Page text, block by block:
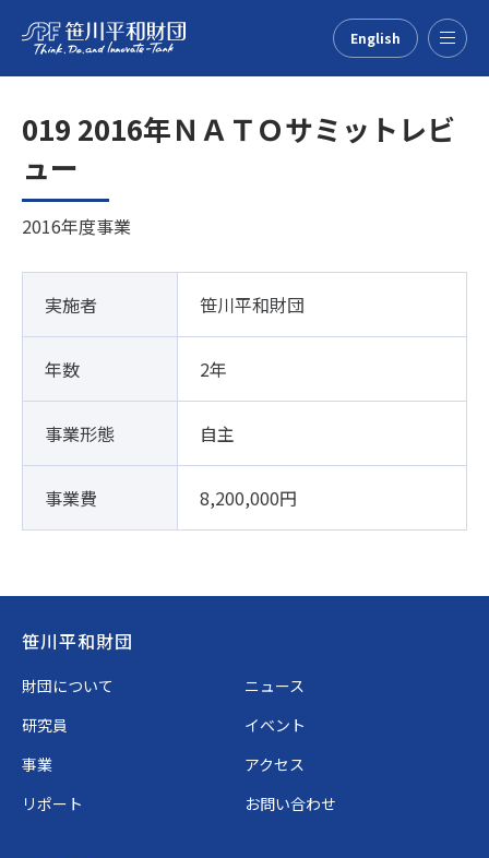
English
019 2016年ＮＡＴＯサミットレビ
ュー
2016年度事業
実施者 笹川平和財団
年数 2年
事業形態 自主
事業費 8,200,000円
Footer
笹川平和財団
財団について
ニュース
研究員
イベント
事業
アクセス
リポート
お問い合わせ